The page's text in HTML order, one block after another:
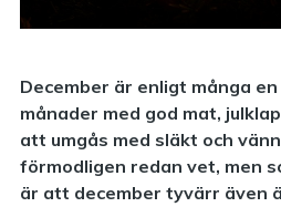
December är enligt många
månader med god mat,
att umgås med släkt och
förmodligen redan vet, men
är att december tyvärr även